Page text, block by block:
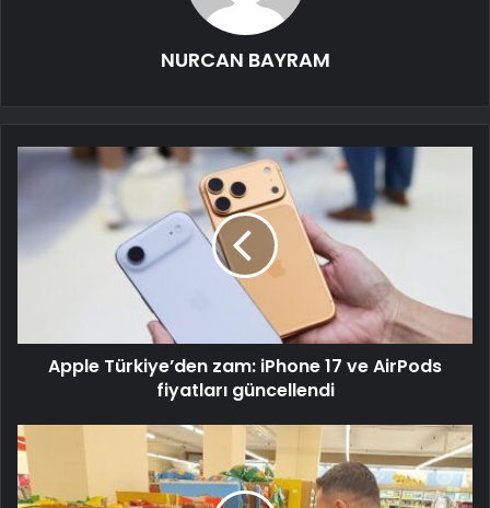
NURCAN BAYRAM
Apple Türkiye’den zam: iPhone 17 ve AirPods
fiyatları güncellendi